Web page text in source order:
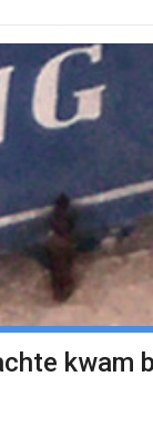
kwam